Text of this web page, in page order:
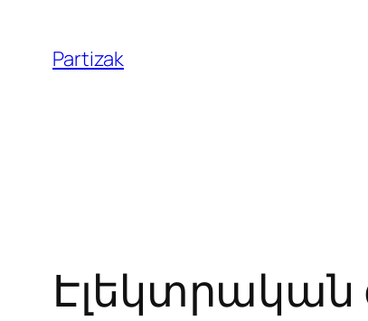
content
Partizak
Էլեկտրական